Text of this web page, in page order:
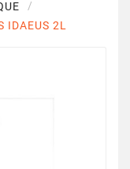
IDAEUS 2L